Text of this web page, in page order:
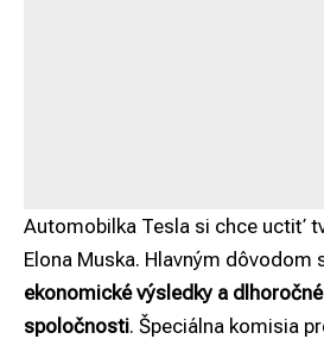
Automobilka Tesla si chce uctiť
Elona Muska. Hlavným dôvodom
ekonomické výsledky a
spoločnosti. Špeciálna komisia